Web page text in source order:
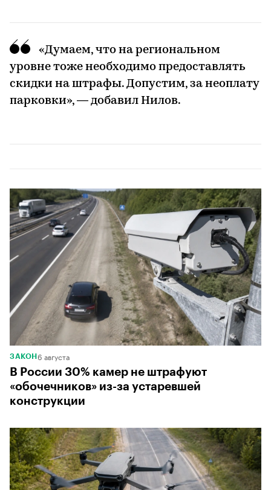
«Думаем, что на региональном
уровне тоже необходимо предоставлять
скидки на штрафы. Допустим, за неоплату
парковки», — добавил Нилов.
ЗАКОН 6 августа
В России 30% камер не штрафуют
«обочечников» из-за устаревшей
конструкции